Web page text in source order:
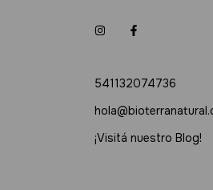
541132074736
¡Visitá nuestro Blog!